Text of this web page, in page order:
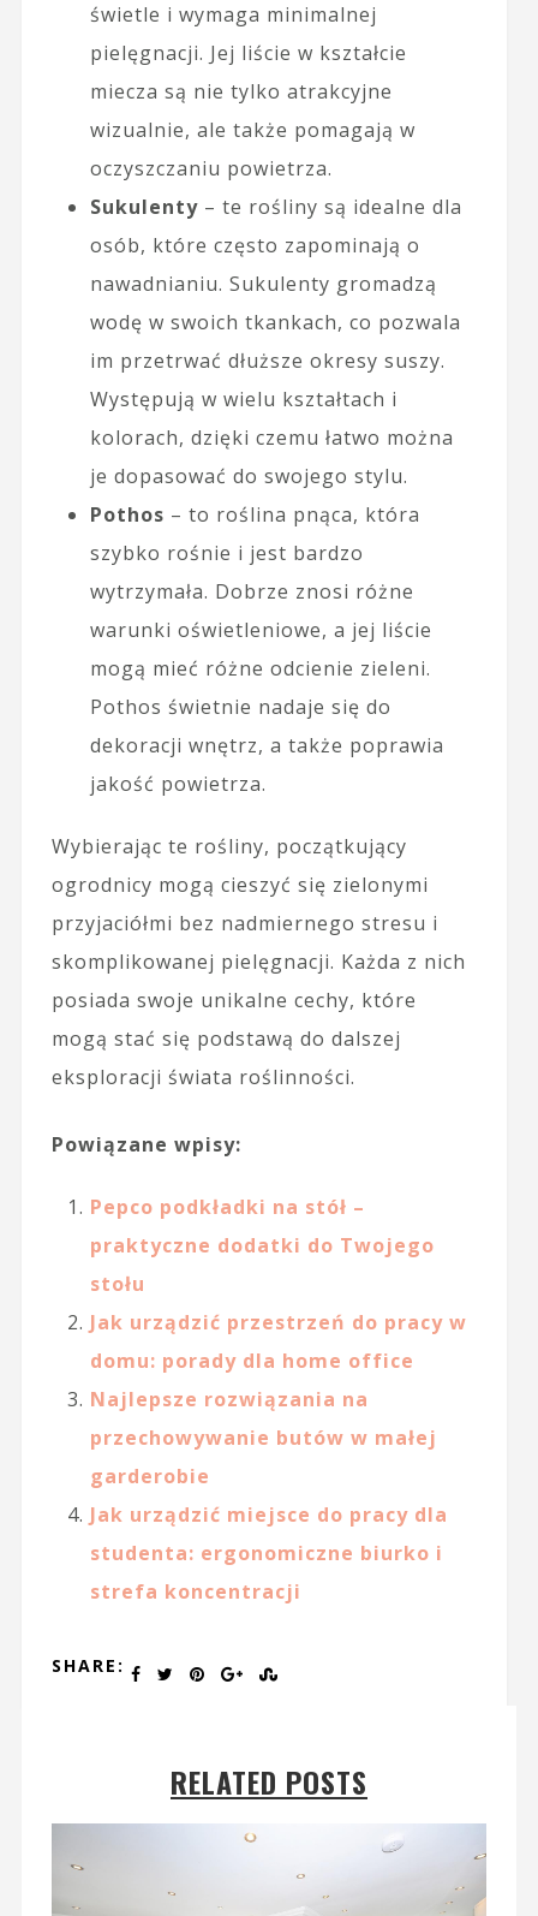
świetle i wymaga minimalnej
pielęgnacji. Jej liście w kształcie
miecza są nie tylko atrakcyjne
wizualnie, ale także pomagają w
oczyszczaniu powietrza.
Sukulenty– te rośliny są idealne dla
osób, które często zapominają o
nawadnianiu. Sukulenty gromadzą
wodę w swoich tkankach, co pozwala
im przetrwać dłuższe okresy suszy.
Występują w wielu kształtach i
kolorach, dzięki czemu łatwo można
je dopasować do swojego stylu.
Pothos – to roślina pnąca, która
szybko rośnie i jest bardzo
wytrzymała. Dobrze znosi różne
warunki oświetleniowe, a jej liście
mogą mieć różne odcienie zieleni.
Pothos świetnie nadaje się do
dekoracji wnętrz, a także poprawia
jakość powietrza.
Wybierając te rośliny, początkujący
ogrodnicy mogą cieszyć się zielonymi
przyjaciółmi bez nadmiernego stresu i
skomplikowanej pielęgnacji. Każda z nich
posiada swoje unikalne cechy, które
mogą stać się podstawą do dalszej
eksploracji świata roślinności.
Powiązane wpisy:
Pepco podkładki na stół –
praktyczne dodatki do Twojego
stołu
Jak urządzić przestrzeń do pracy w
domu: porady dla home office
Najlepsze rozwiązania na
przechowywanie butów w małej
garderobie
Jak urządzić miejsce do pracy dla
studenta: ergonomiczne biurko i
strefa koncentracji
SHARE:
RELATED POSTS